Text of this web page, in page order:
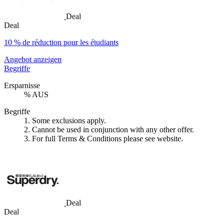
Deal
Deal
10 % de réduction pour les étudiants
Angebot anzeigen
Begriffe
Ersparnisse
% AUS
Begriffe
1. Some exclusions apply.
2. Cannot be used in conjunction with any other offer.
3. For full Terms & Conditions please see website.
Deal
Deal